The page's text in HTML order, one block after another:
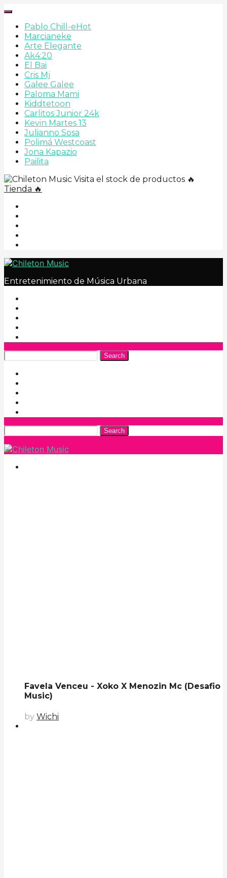
Pablo Chill-eHot
Marcianeke
Arte Elegante
Ak4:20
El Bai
Cris Mj
Galee Galee
Paloma Mami
Kiddtetoon
Carlitos Junior 24k
Kevin Martes 13
Julianno Sosa
Polimá Westcoast
Jona Kapazio
Pailita
Visita el stock de productos 🔥
Tienda 🔥
Entretenimiento de Música Urbana
Search
Search
Favela Venceu - Xoko X Menozin Mc (Desafio
Music)
by Wichi